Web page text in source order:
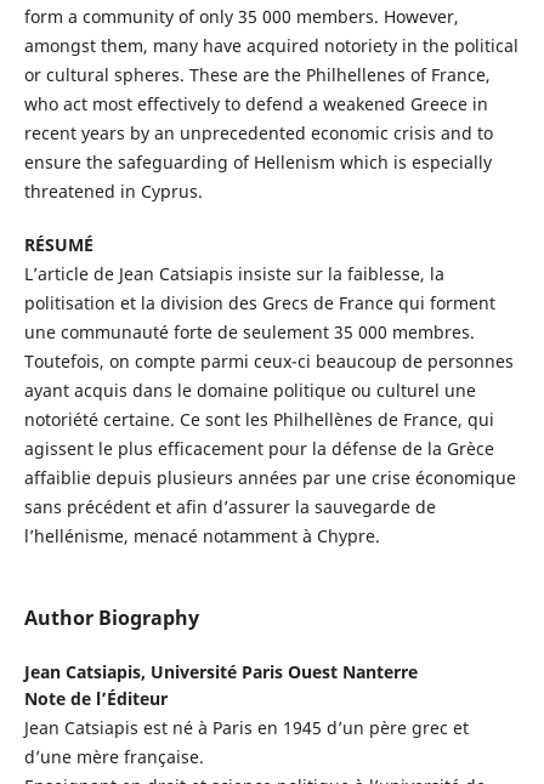
form a community of only 35 000 members. However,
amongst them, many have acquired notoriety in the political
or cultural spheres. These are the Philhellenes of France,
who act most effectively to defend a weakened Greece in
recent years by an unprecedented economic crisis and to
ensure the safeguarding of Hellenism which is especially
threatened in Cyprus.
RÉSUMÉ
L’article de Jean Catsiapis insiste sur la faiblesse, la
politisation et la division des Grecs de France qui forment
une communauté forte de seulement 35 000 membres.
Toutefois, on compte parmi ceux-ci beaucoup de personnes
ayant acquis dans le domaine politique ou culturel une
notoriété certaine. Ce sont les Philhellènes de France, qui
agissent le plus efficacement pour la défense de la Grèce
affaiblie depuis plusieurs années par une crise économique
sans précédent et afin d’assurer la sauvegarde de
l’hellénisme, menacé notamment à Chypre.
Author Biography
Jean Catsiapis, Université Paris Ouest Nanterre
Note de l’Éditeur
Jean Catsiapis est né à Paris en 1945 d’un père grec et
d’une mère française.